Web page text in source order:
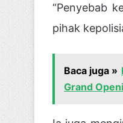
“Penyebab
pihak
Baca juga »
Grand